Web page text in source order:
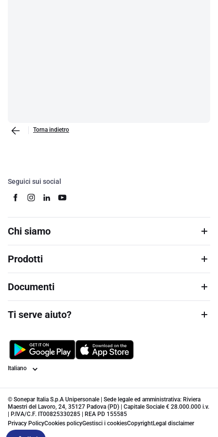
Torna indietro
Seguici sui social
Chi siamo
Prodotti
Documenti
Ti serve aiuto?
Lingua
© Sonepar Italia S.p.A Unipersonale | Sede legale ed amministrativa: Riviera
Maestri del Lavoro, 24, 35127 Padova (PD) | Capitale Sociale € 28.000.000 i.v.
| P.IVA/C.F. IT00825330285 | REA PD 155585
Privacy PolicyCookies policyGestisci i cookiesCopyrightLegal disclaimer